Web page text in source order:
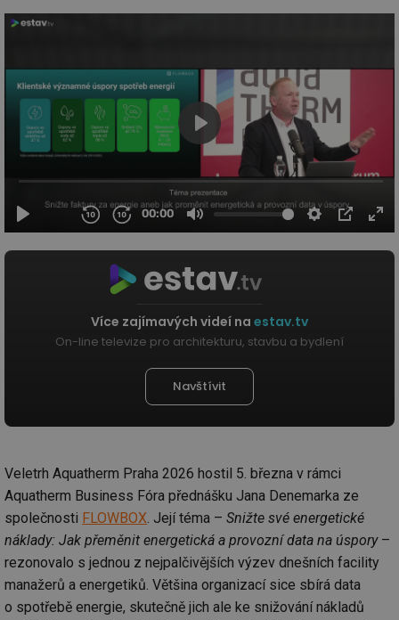
Více zajímavých videí na estav.tv
On-line televize pro architekturu, stavbu a bydlení
Navštívit
Veletrh Aquatherm Praha 2026 hostil 5. března v rámci
Aquatherm Business Fóra přednášku Jana Denemarka ze
společnosti FLOWBOX. Její téma – Snižte své energetické
náklady: Jak přeměnit energetická a provozní data na úspory–
rezonovalo s jednou z nejpalčivějších výzev dnešních facility
manažerů a energetiků. Většina organizací sice sbírá data
o spotřebě energie, skutečně jich ale ke snižování nákladů